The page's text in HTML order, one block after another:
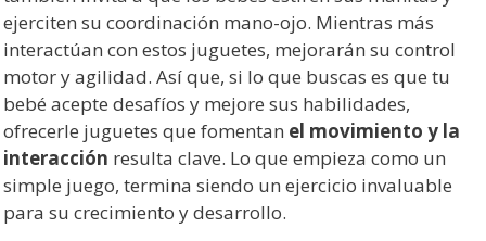
ejerciten su coordinación mano-ojo. Mientras más
interactúan con estos juguetes, mejorarán su control
motor y agilidad. Así que, si lo que buscas es que tu
bebé acepte desafíos y mejore sus habilidades,
ofrecerle juguetes que fomentan el movimiento y la
interacción resulta clave. Lo que empieza como un
simple juego, termina siendo un ejercicio invaluable
para su crecimiento y desarrollo.